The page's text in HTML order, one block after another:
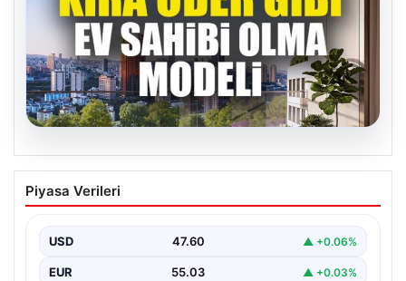
05.08.2026
DAP Yapı’dan bir ilk! Emlak Konut
güvencesi Dap vizyonuyla kendi
Piyasa Verileri
USD 47.60 ▲ +0.06%
EUR 55.03 ▲ +0.03%